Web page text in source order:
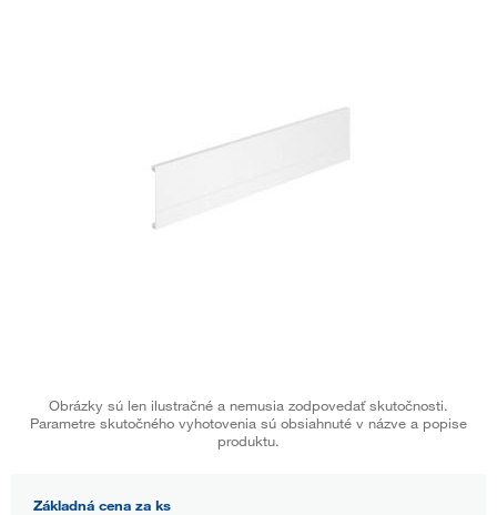
Obrázky sú len ilustračné a nemusia zodpovedať skutočnosti.
Parametre skutočného vyhotovenia sú obsiahnuté v názve a popise
produktu.
Základná cena za ks